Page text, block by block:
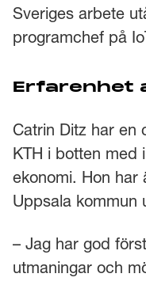
Sveriges arbete
programchef på
Erfarenhet
Catrin Ditz har en
KTH i botten med
ekonomi. Hon har
Uppsala kommun
– Jag har god
utmaningar och